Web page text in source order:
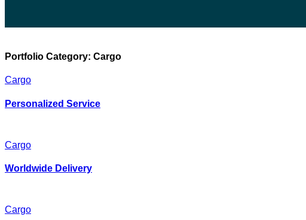
Portfolio Category: Cargo
Cargo
Personalized Service
Cargo
Worldwide Delivery
Cargo